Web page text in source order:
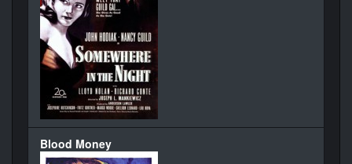
Blood Money